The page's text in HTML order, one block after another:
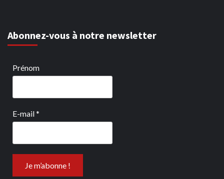
Abonnez-vous à notre newsletter
Prénom
E-mail*